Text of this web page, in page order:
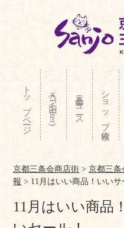
トップページ Ｘ(旧Twitter) 三条会ニュース ショップ検索
京都三条会商店街 >京都三条
報 > 11月はいい商品！いいサ
11月はいい商品